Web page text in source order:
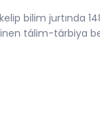
bilim jurtında
tálim-tárbiya